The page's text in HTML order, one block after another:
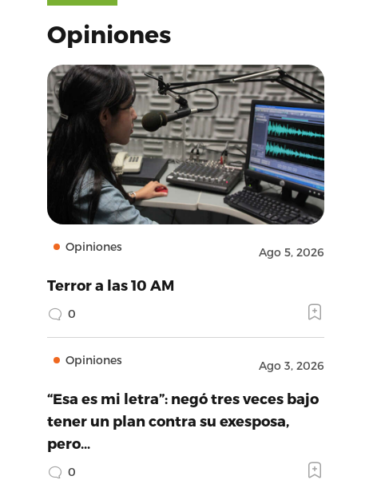
Opiniones
Opiniones Ago 5, 2026
Terror a las 10 AM
0
Opiniones Ago 3, 2026
“Esa es mi letra”: negó tres veces bajo
tener un plan contra su exesposa,
pero…
0